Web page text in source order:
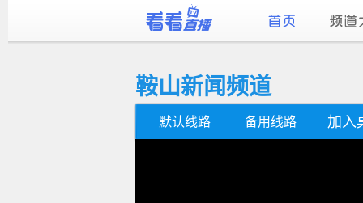
鞍山新闻频道
默认线路 备用线路 加入